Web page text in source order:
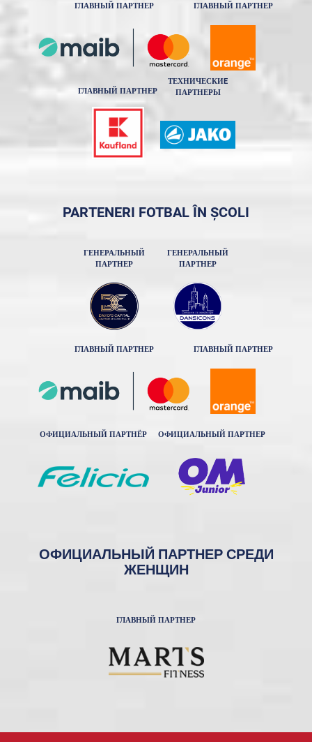
ГЛАВНЫЙ ПАРТНЕР ГЛАВНЫЙ ПАРТНЕР
ГЛАВНЫЙ ПАРТНЕР
ТЕХНИЧЕСКИE
ПАРТНЕРЫ
PARTENERI FOTBAL ÎN ȘCOLI
ГЕНЕРАЛЬНЫЙ
ПАРТНЕР
ГЕНЕРАЛЬНЫЙ
ПАРТНЕР
ГЛАВНЫЙ ПАРТНЕР ГЛАВНЫЙ ПАРТНЕР
ОФИЦИАЛЬНЫЙ ПАРТНЁР ОФИЦИАЛЬНЫЙ ПАРТНЕР
ОФИЦИАЛЬНЫЙ ПАРТНЕР СРЕДИ
ЖЕНЩИН
ГЛАВНЫЙ ПАРТНЕР